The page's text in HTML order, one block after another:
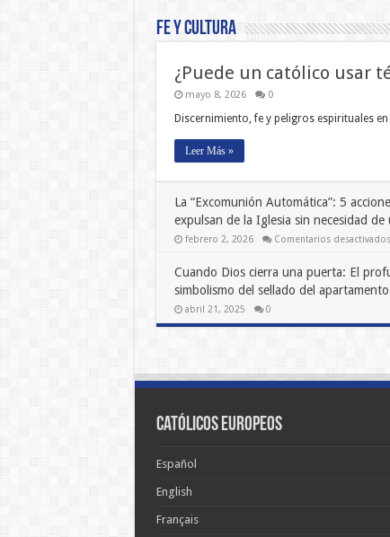
Fe y Cultura
¿Puede un católico usar
mayo 8, 2026 0
Discernimiento, fe y peligros espirituales
Leer Más »
La “Excomunión Automática”: 5
expulsan de la Iglesia sin necesidad de
febrero 2, 2026 Comentarios desactivados
Cuando Dios cierra una puerta: El
simbolismo del sellado del apartamento
abril 21, 2025 0
Católicos Europeos
Español
English
Français